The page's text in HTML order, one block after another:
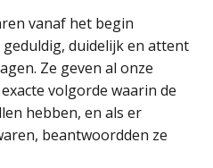
vanaf het begin
duidelijk en attent
Ze geven al onze
volgorde waarin de
hebben, en als er
beantwoordden ze